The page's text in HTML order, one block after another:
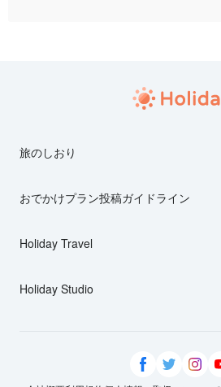
旅のしおり
おでかけプラン投稿ガイドライン
Holiday Travel
Holiday Studio